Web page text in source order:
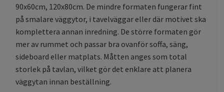
90x60cm, 120x80cm. De mindre formaten fungerar fint
på smalare väggytor, i tavelväggar eller där motivet ska
komplettera annan inredning. De större formaten gör
mer av rummet och passar bra ovanför soffa, säng,
sideboard eller matplats. Måtten anges som total
storlek på tavlan, vilket gör det enklare att planera
väggytan innan beställning.